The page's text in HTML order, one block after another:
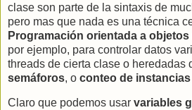
clase son parte de la sintaxis de
pero mas que nada es una técnica
Programación orientada a objetos
por ejemplo, para controlar datos
threads de cierta clase o heredadas
semáforos, o conteo de instancias
Claro que podemos usar variables